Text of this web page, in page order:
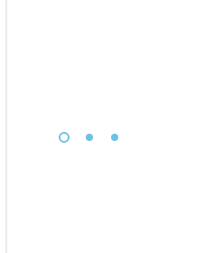
Détergent à
lessive pour bébé –